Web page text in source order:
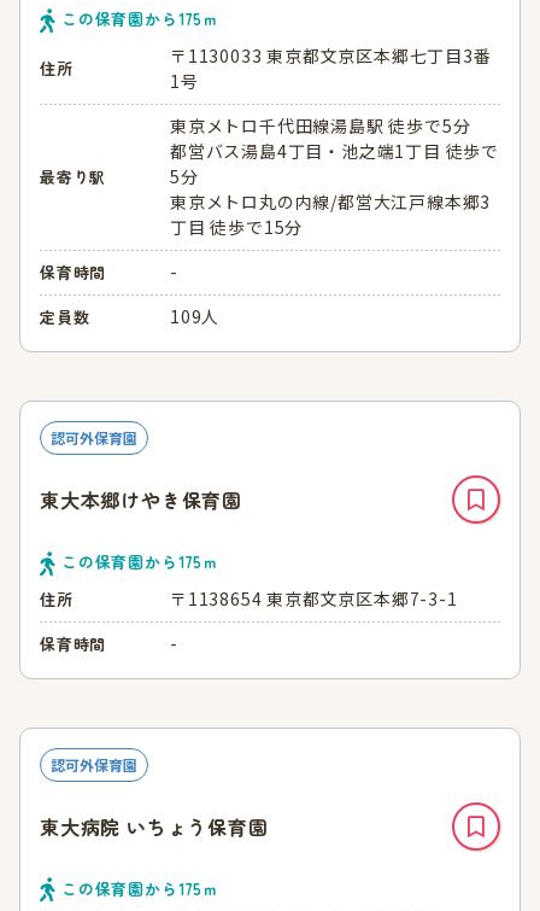
この保育園から175ｍ
住所
〒1130033 東京都文京区本郷七丁目3番
1号
最寄り駅
東京メトロ千代田線湯島駅 徒歩で5分
都営バス湯島4丁目・池之端1丁目 徒歩で
5分
東京メトロ丸の内線/都営大江戸線本郷3
丁目 徒歩で15分
保育時間 -
定員数 109人
認可外保育園
東大本郷けやき保育園
この保育園から175ｍ
住所
〒1138654 東京都文京区本郷7-3-1
保育時間 -
認可外保育園
東大病院 いちょう保育園
この保育園から175ｍ